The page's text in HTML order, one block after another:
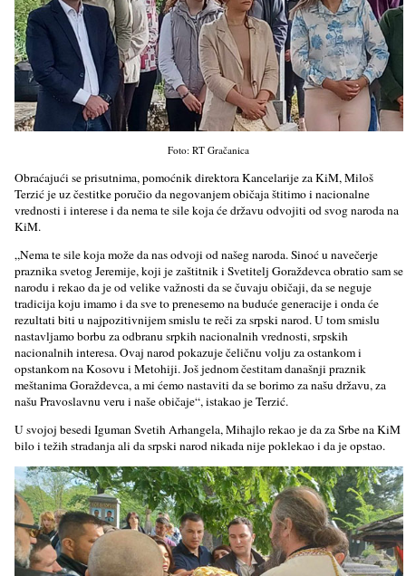
Foto: RT Gračanica
Obraćajući se prisutnima, pomoćnik direktora Kancelarije za KiM, Miloš
Terzić je uz čestitke poručio da negovanjem običaja štitimo i nacionalne
vrednosti i interese i da nema te sile koja će državu odvojiti od svog naroda na
KiM.
„Nema te sile koja može da nas odvoji od našeg naroda. Sinoć u navečerje
praznika svetog Jeremije, koji je zaštitnik i Svetitelj Goraždevca obratio sam se
narodu i rekao da je od velike važnosti da se čuvaju običaji, da se neguje
tradicija koju imamo i da sve to prenesemo na buduće generacije i onda će
rezultati biti u najpozitivnijem smislu te reči za srpski narod. U tom smislu
nastavljamo borbu za odbranu srpkih nacionalnih vrednosti, srpskih
nacionalnih interesa. Ovaj narod pokazuje čeličnu volju za ostankom i
opstankom na Kosovu i Metohiji. Još jednom čestitam današnji praznik
meštanima Goraždevca, a mi ćemo nastaviti da se borimo za našu državu, za
našu Pravoslavnu veru i naše običaje“, istakao je Terzić.
U svojoj besedi Iguman Svetih Arhangela, Mihajlo rekao je da za Srbe na KiM
bilo i težih stradanja ali da srpski narod nikada nije poklekao i da je opstao.